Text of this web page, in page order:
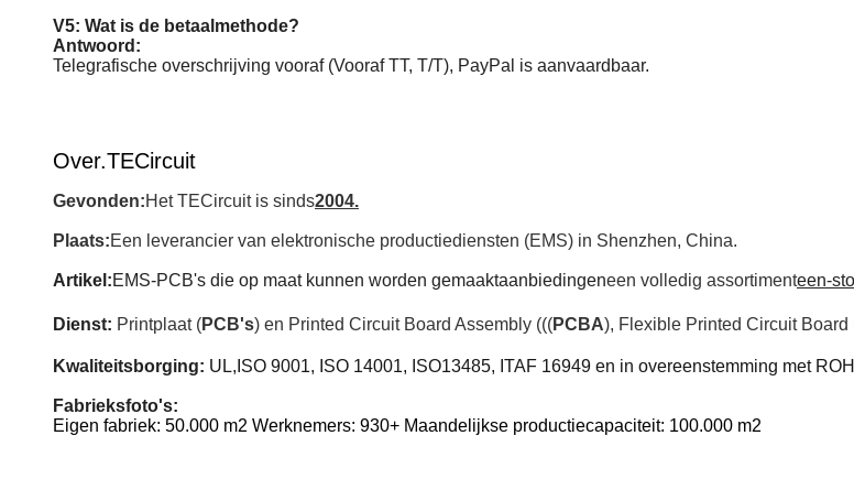
V5: Wat is de betaalmethode?
Antwoord:
Telegrafische overschrijving vooraf (Vooraf TT, T/T), PayPal is aanvaardbaar.
Over.TECircuit
Gevonden:Het TECircuit is sinds2004.
Plaats:Een leverancier van elektronische productiediensten (EMS) in Shenzhen, China.
Artikel:EMS-PCB's die op maat kunnen worden gemaaktaanbiedingeneen volledig assortimenteen-
Dienst: Printplaat (PCB's) en Printed Circuit Board Assembly (((PCBA), Flexible Printed Circuit Board
Kwaliteitsborging: UL,ISO 9001, ISO 14001, ISO13485, ITAF 16949 en in overeenstemming met
Fabrieksfoto's:
Eigen fabriek: 50.000 m2 Werknemers: 930+ Maandelijkse productiecapaciteit: 100.000 m2